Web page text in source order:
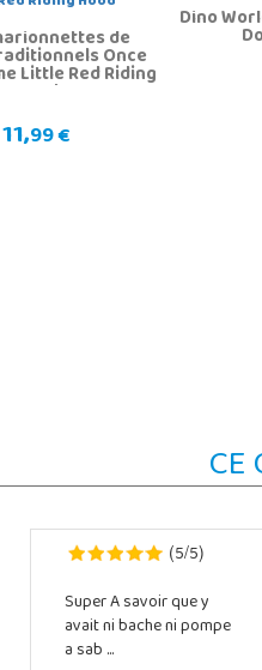
de
Once
Little Red Riding
Hood
11,99 €
Dino
CE
(5/5)
Super A savoir que y
avait ni bache ni pompe
a sab ...